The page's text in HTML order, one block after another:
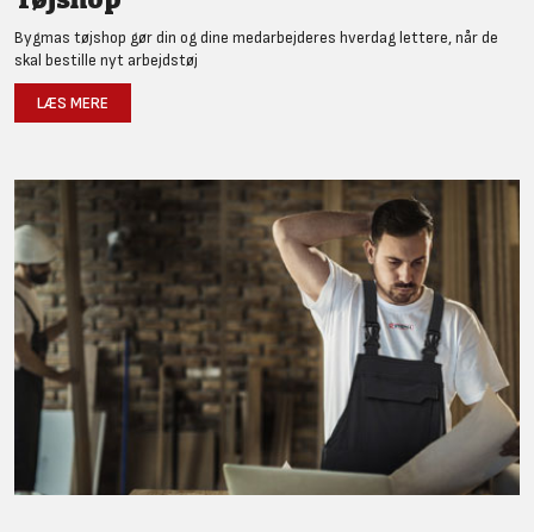
Bygmas tøjshop gør din og dine medarbejderes hverdag lettere, når de
skal bestille nyt arbejdstøj
LÆS MERE